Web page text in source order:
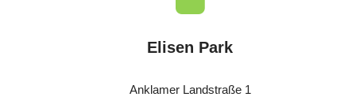
Elisen Park
Anklamer Landstraße 1